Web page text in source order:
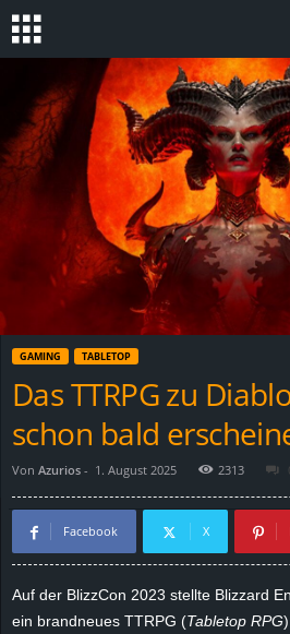
n
GAMING TABLETOP
Das TTRPG zu
schon bald
Von Azurios - 1. August 2025 2313
Facebook X
Auf der BlizzCon 2023 stellte Blizzard
ein brandneues TTRPG (Tabletop RPG